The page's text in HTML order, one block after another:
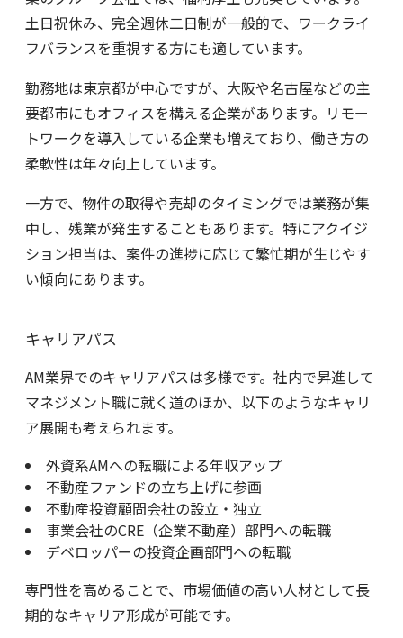
土日祝休み、完全週休二日制が一般的で、ワークライ
フバランスを重視する方にも適しています。
勤務地は東京都が中心ですが、大阪や名古屋などの主
要都市にもオフィスを構える企業があります。リモー
トワークを導入している企業も増えており、働き方の
柔軟性は年々向上しています。
一方で、物件の取得や売却のタイミングでは業務が集
中し、残業が発生することもあります。特にアクイジ
ション担当は、案件の進捗に応じて繁忙期が生じやす
い傾向にあります。
キャリアパス
AM業界でのキャリアパスは多様です。社内で昇進して
マネジメント職に就く道のほか、以下のようなキャリ
ア展開も考えられます。
外資系AMへの転職による年収アップ
不動産ファンドの立ち上げに参画
不動産投資顧問会社の設立・独立
事業会社のCRE（企業不動産）部門への転職
デベロッパーの投資企画部門への転職
専門性を高めることで、市場価値の高い人材として長
期的なキャリア形成が可能です。